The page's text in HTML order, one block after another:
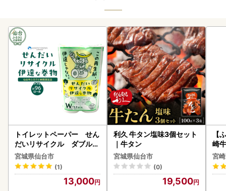
トイレットペーパー せん
だいリサイクル ダブル9
6ロール｜トイレット
宮城県仙台市
(1)
13,000
利久 牛タン塩味3個セット
｜牛タン
宮城県仙台市
(0)
19,500
【
崎
-VO
宮